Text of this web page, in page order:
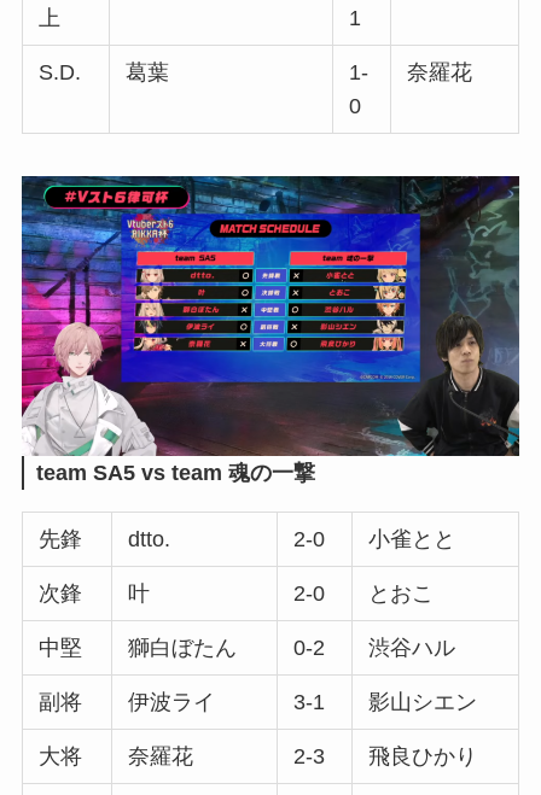
上
1
S.D. 葛葉
1-
0
奈羅花
team SA5 vs team 魂の一撃
先鋒 dtto. 2-0 小雀とと
次鋒 叶 2-0 とおこ
中堅 獅白ぼたん 0-2 渋谷ハル
副将 伊波ライ 3-1 影山シエン
大将 奈羅花 2-3 飛良ひかり